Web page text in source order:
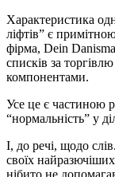
Характеристика
ліфтів” є
фірма, Dein
списків за
компонентами.
Усе це є частиною
“нормальність” у
І, до речі, щодо
своїх
нібито не